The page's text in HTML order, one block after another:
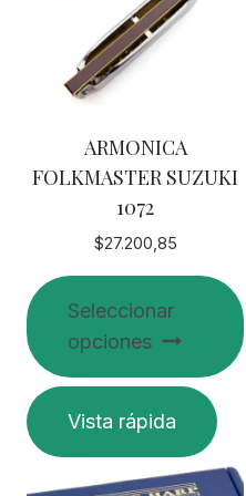
ARMONICA
FOLKMASTER SUZUKI
1072
$27.200,85
Seleccionar
opciones
Este
producto
tiene
múltiples
Vista rápida